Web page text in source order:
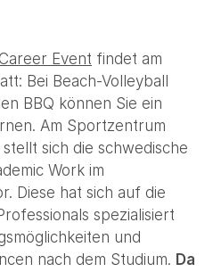
Event findet am
Bei Beach-Volleyball
BBQ können Sie ein
Am Sportzentrum
sich die schwedische
Work im
Diese hat sich auf die
spezialisiert
und
nach dem Studium. Da